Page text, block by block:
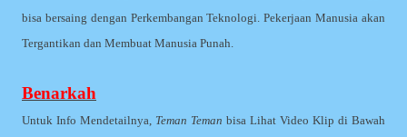
bisa bersaing dengan Perkembangan Teknologi. Pekerjaan Manusia akan
Tergantikan dan Membuat Manusia Punah.
Benarkah
Untuk Info Mendetailnya, Teman Teman bisa Lihat Video Klip di Bawah